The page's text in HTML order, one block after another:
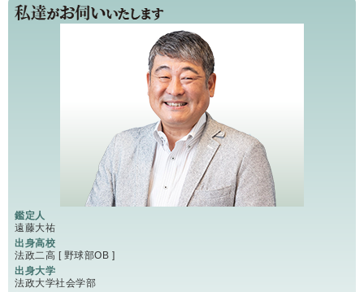
鑑定人
遠藤大祐
出身高校
法政二高 [ 野球部OB ]
出身大学
法政大学社会学部